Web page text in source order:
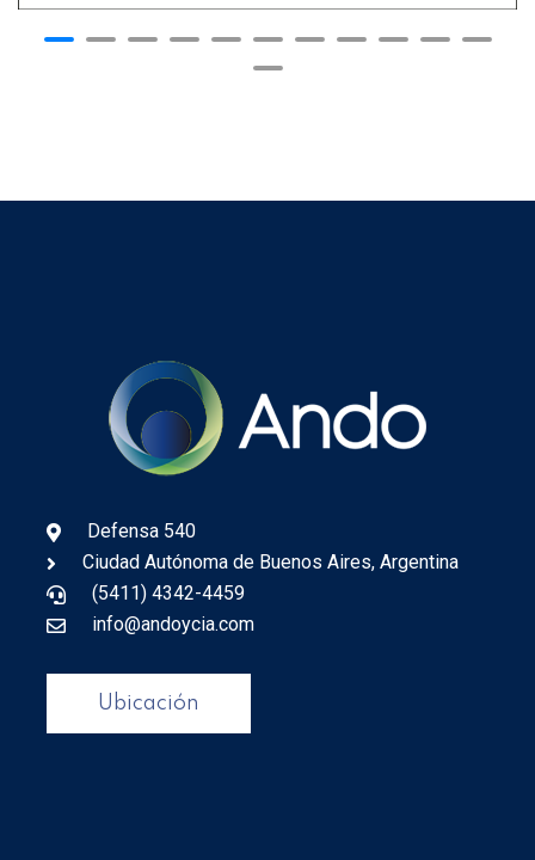
Defensa 540
Ciudad Autónoma de Buenos Aires, Argentina
(5411) 4342-4459
info@andoycia.com
Ubicación